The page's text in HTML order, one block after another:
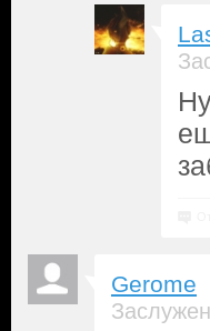
Gerome